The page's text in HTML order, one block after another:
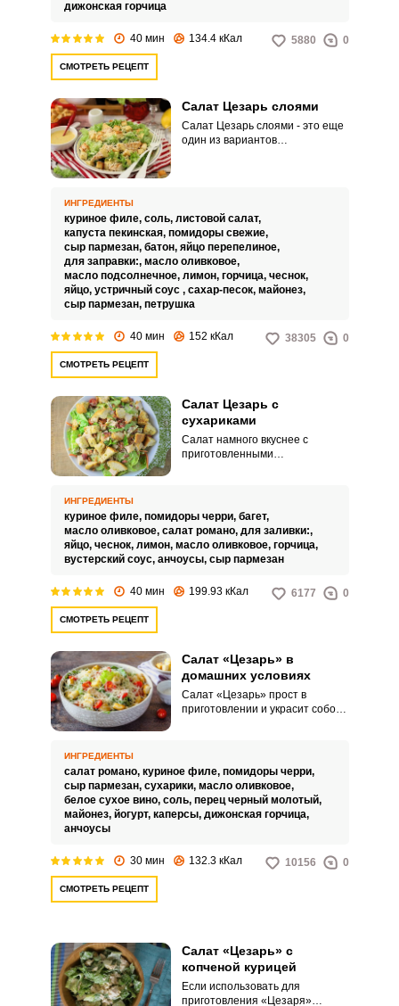
дижонская горчица
40 мин 134.4 кКал 5880 0
СМОТРЕТЬ РЕЦЕПТ
Салат Цезарь слоями
Салат Цезарь слоями - это еще
один из вариантов
слоями и приправим соусом
сверху, а перемешивать его или
наслаждаться отдельными
ингредиентами по очереди -
решит каждый сам для себя в
собственной тарелке.
ИНГРЕДИЕНТЫ
куриное филе, соль, листовой салат,
капуста пекинская, помидоры свежие,
сыр пармезан, батон, яйцо перепелиное,
для заправки:, масло оливковое,
масло подсолнечное, лимон, горчица, чеснок,
яйцо, устричный соус , сахар-песок, майонез,
сыр пармезан, петрушка
40 мин 152 кКал 38305 0
СМОТРЕТЬ РЕЦЕПТ
Салат Цезарь с
сухариками
Салат намного вкуснее с
приготовленными
неповторимый классический
вкус этому лёгкому холодному
блюду.
ИНГРЕДИЕНТЫ
куриное филе, помидоры черри, багет,
масло оливковое, салат романо, для заливки:,
яйцо, чеснок, лимон, масло оливковое, горчица,
вустерский соус, анчоусы, сыр пармезан
40 мин 199.93 кКал 6177 0
СМОТРЕТЬ РЕЦЕПТ
Салат «Цезарь» в
домашних условиях
Салат «Цезарь» прост в
приготовлении и украсит собой
заправка может быть разной у
каждой хозяйки.
ИНГРЕДИЕНТЫ
салат романо, куриное филе, помидоры черри,
сыр пармезан, сухарики, масло оливковое,
белое сухое вино, соль, перец черный молотый,
майонез, йогурт, каперсы, дижонская горчица,
анчоусы
30 мин 132.3 кКал 10156 0
СМОТРЕТЬ РЕЦЕПТ
Салат «Цезарь» с
копченой курицей
Если использовать для
приготовления «Цезаря»